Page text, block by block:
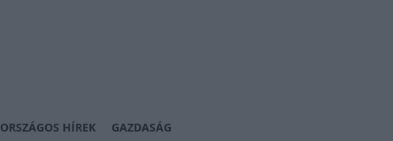
ORSZÁGOS HÍREK GAZDASÁG